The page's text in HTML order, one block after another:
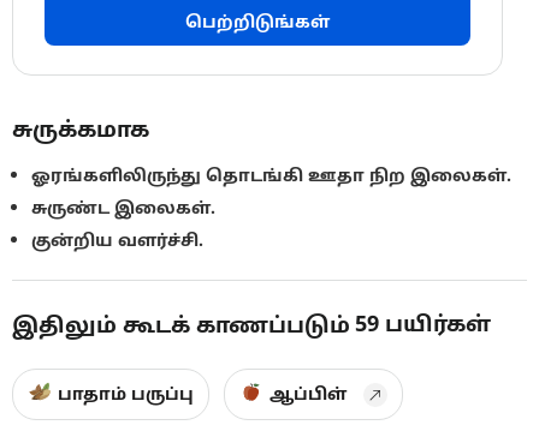
பெற்றிடுங்கள்
சுருக்கமாக
ஓரங்களிலிருந்து தொடங்கி ஊதா நிற இலைகள்.
சுருண்ட இலைகள்.
குன்றிய வளர்ச்சி.
இதிலும் கூடக் காணப்படும் 59 பயிர்கள்
பாதாம் பருப்பு ஆப்பிள்